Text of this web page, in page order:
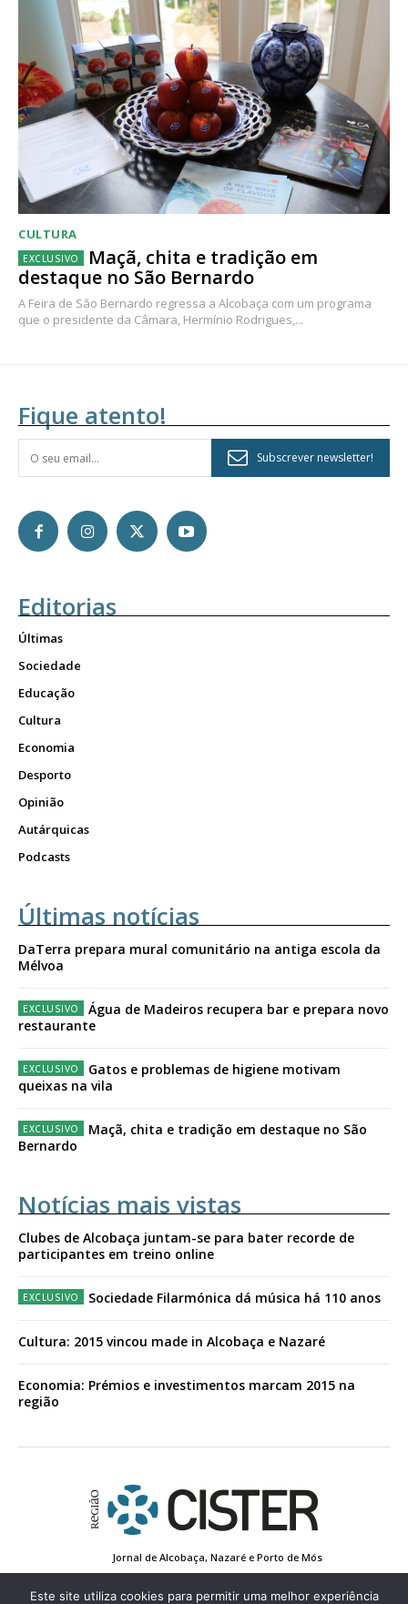
CULTURA
Maçã, chita e tradição em
destaque no São Bernardo
A Feira de São Bernardo regressa a Alcobaça com um programa
que o presidente da Câmara, Hermínio Rodrigues,...
Fique atento!
Subscrever newsletter!
Editorias
Últimas
Sociedade
Educação
Cultura
Economia
Desporto
Opinião
Autárquicas
Podcasts
Últimas notícias
DaTerra prepara mural comunitário na antiga escola da
Mélvoa
Água de Madeiros recupera bar e prepara novo
restaurante
Gatos e problemas de higiene motivam
queixas na vila
Maçã, chita e tradição em destaque no São
Bernardo
Notícias mais vistas
Clubes de Alcobaça juntam-se para bater recorde de
participantes em treino online
Sociedade Filarmónica dá música há 110 anos
Cultura: 2015 vincou made in Alcobaça e Nazaré
Economia: Prémios e investimentos marcam 2015 na
região
Jornal de Alcobaça, Nazaré e Porto de Mós
Estatuto Editorial
Contactos
Política de Privacidade
Conta de Registo
Edição Impressa
Este site utiliza cookies para permitir uma melhor experiência